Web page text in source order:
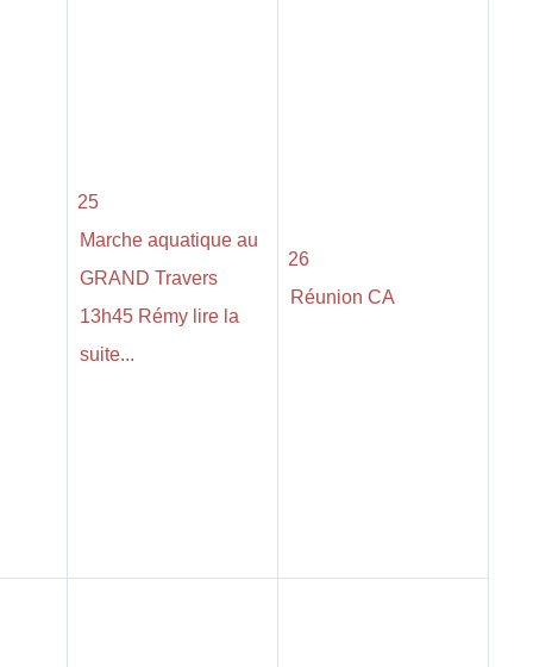
25
Marche aquatique au
GRAND Travers
13h45 Rémy lire la
suite...
26
Réunion CA